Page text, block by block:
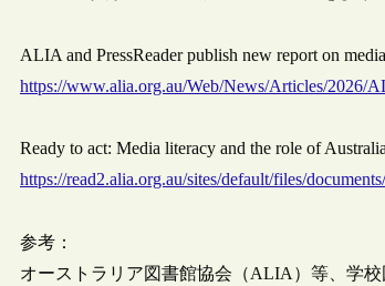
ALIA and PressReader publish new report on
https://www.alia.org.au/Web/News/Articles/2026/
Ready to act: Media literacy and the role of
https://read2.alia.org.au/sites/default/files/
参考：
オーストラリア図書館協会（ALIA）等、学